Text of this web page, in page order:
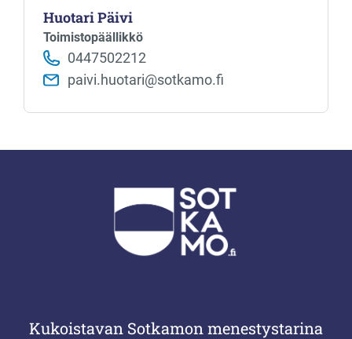
Huotari Päivi
Toimistopäällikkö
0447502212
paivi.huotari@sotkamo.fi
Kukoistavan Sotkamon menestystarina